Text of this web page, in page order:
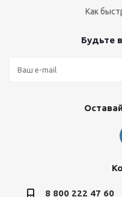
Как
Будьте
8 800 222 47 60